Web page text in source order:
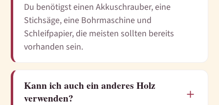
Du benötigst einen Akkuschrauber, eine
Stichsäge, eine Bohrmaschine und
Schleifpapier, die meisten sollten bereits
vorhanden sein.
Kann ich auch ein anderes Holz
verwenden?
＋